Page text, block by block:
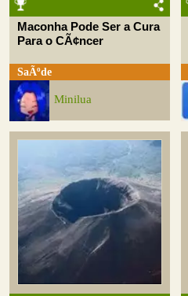
Maconha Pode Ser a Cura
Para o CÃ¢ncer
SaÃºde
Minilua